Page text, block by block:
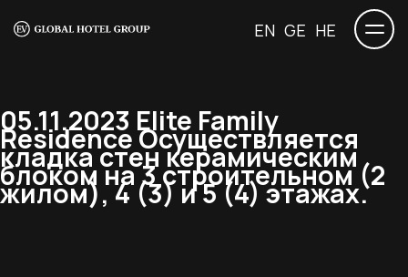
EN GE HE
05.11.2023 Elite Family
Residence Осуществляется
кладка стен керамическим
блоком на 3 строительном (2
жилом), 4 (3) и 5 (4) этажах.